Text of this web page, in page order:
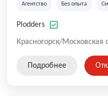
на рынке аутсорсинга, а
оказываемых услуг.
Агентство Без опыта
Plodders
Красногорск/Московская
Подробнее